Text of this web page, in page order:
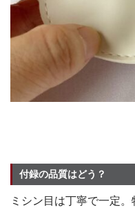
付録の品質はどう？
ミシン目は丁寧で一定